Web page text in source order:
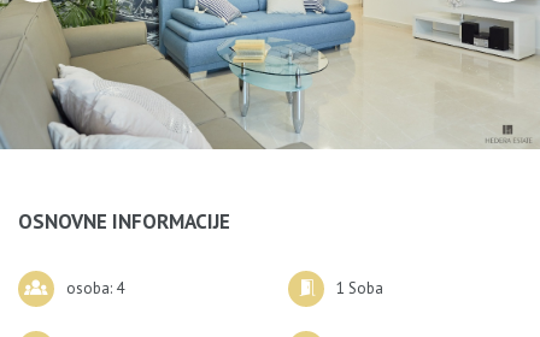
OSNOVNE INFORMACIJE
osoba: 4 1 Soba